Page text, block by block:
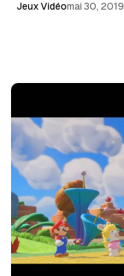
Jeux Vidéomai 30, 2019